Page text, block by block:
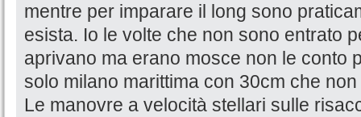
mentre per imparare il long sono
esista. Io le volte che non sono entrato
aprivano ma erano mosce non le conto
solo milano marittima con 30cm che
Le manovre a velocità stellari sulle